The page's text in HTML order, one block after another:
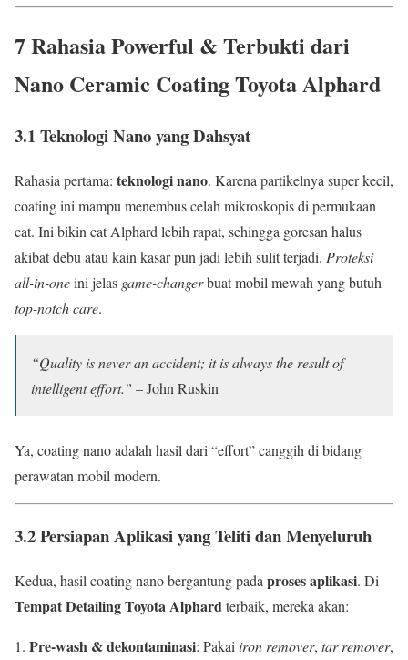
7 Rahasia Powerful & Terbukti dari
Nano Ceramic Coating Toyota Alphard
3.1 Teknologi Nano yang Dahsyat
Rahasia pertama: teknologi nano. Karena partikelnya super kecil,
coating ini mampu menembus celah mikroskopis di permukaan
cat. Ini bikin cat Alphard lebih rapat, sehingga goresan halus
akibat debu atau kain kasar pun jadi lebih sulit terjadi. Proteksi
all-in-oneini jelas game-changerbuat mobil mewah yang butuh
top-notch care.
“Quality is never an accident; it is always the result of
intelligent effort.” – John Ruskin
Ya, coating nano adalah hasil dari “effort” canggih di bidang
perawatan mobil modern.
3.2 Persiapan Aplikasi yang Teliti dan Menyeluruh
Kedua, hasil coating nano bergantung pada proses aplikasi. Di
Tempat Detailing Toyota Alphardterbaik, mereka akan:
Pre-wash & dekontaminasi: Pakai iron remover, tar remover,